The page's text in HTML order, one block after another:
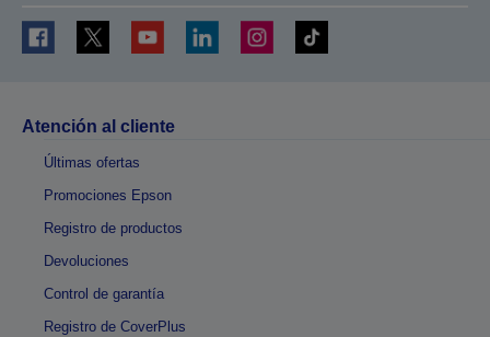
Atención al cliente
Últimas ofertas
Promociones Epson
Registro de productos
Devoluciones
Control de garantía
Registro de CoverPlus